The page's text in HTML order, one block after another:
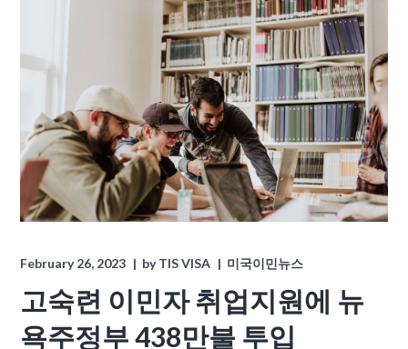
February 26, 2023 byTIS VISA 미국이민뉴스
고숙련 이민자 취업지원에 뉴
욕주정부 438만불 투입